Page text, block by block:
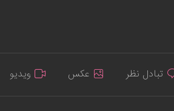
تبادل نظر عکس ویدیو